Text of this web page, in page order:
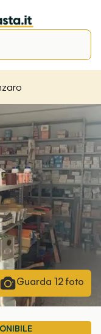
Guarda 12foto